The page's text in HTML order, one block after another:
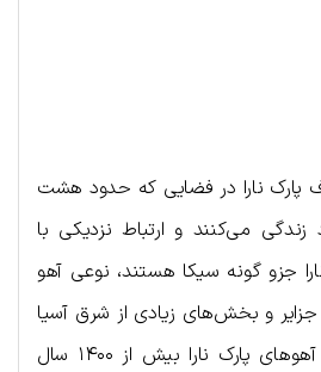
در اطراف پارک نارا در فضایی که حدود هشت
زندگی می‌کنند و ارتباط نزدیکی با
جزو گونه سیکا هستند، نوعی آهو
و بخش‌های زیادی از شرق آسیا
پرسه می‌زنند. جمعیت آهوهای پارک نارا بیش از ۱۴۰۰ سال